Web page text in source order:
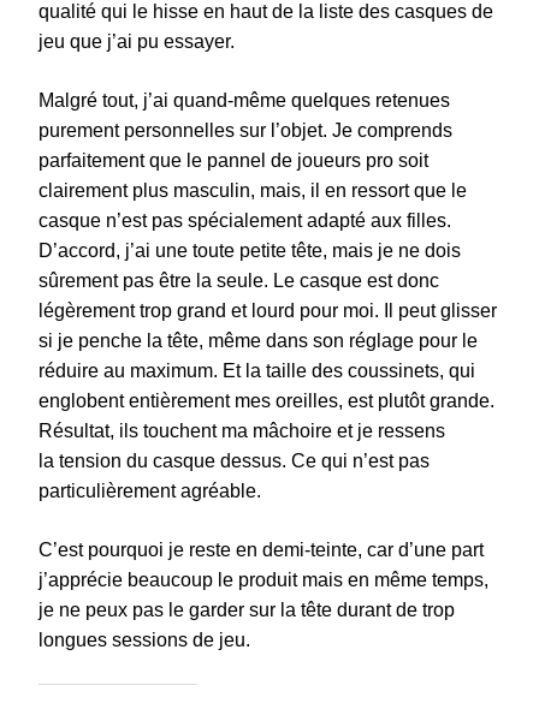
qualité qui le hisse en haut de la liste des casques de
jeu que j’ai pu essayer.
Malgré tout, j’ai quand-même quelques retenues
purement personnelles sur l’objet. Je comprends
parfaitement que le pannel de joueurs pro soit
clairement plus masculin, mais, il en ressort que le
casque n’est pas spécialement adapté aux filles.
D’accord, j’ai une toute petite tête, mais je ne dois
sûrement pas être la seule. Le casque est donc
légèrement trop grand et lourd pour moi. Il peut glisser
si je penche la tête, même dans son réglage pour le
réduire au maximum. Et la taille des coussinets, qui
englobent entièrement mes oreilles, est plutôt grande.
Résultat, ils touchent ma mâchoire et je ressens
la tension du casque dessus. Ce qui n’est pas
particulièrement agréable.
C’est pourquoi je reste en demi-teinte, car d’une part
j’apprécie beaucoup le produit mais en même temps,
je ne peux pas le garder sur la tête durant de trop
longues sessions de jeu.